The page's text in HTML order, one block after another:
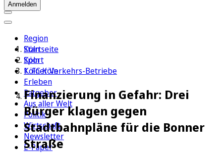
Anmelden
Region
Köln
Sport
1. FC Köln
Erleben
Ratgeber
Aus aller Welt
Politik
Wirtschaft
Newsletter
E-Paper
Startseite
Köln
Kölner Verkehrs-Betriebe
Finanzierung in Gefahr: Drei
Bürger klagen gegen
Stadtbahnpläne für die Bonner
Straße